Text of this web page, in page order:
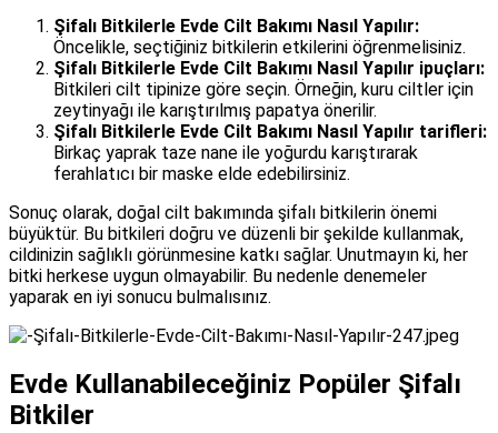
Şifalı Bitkilerle Evde Cilt Bakımı Nasıl Yapılır:
Öncelikle, seçtiğiniz bitkilerin etkilerini öğrenmelisiniz.
Şifalı Bitkilerle Evde Cilt Bakımı Nasıl Yapılır ipuçları:
Bitkileri cilt tipinize göre seçin. Örneğin, kuru ciltler için
zeytinyağı ile karıştırılmış papatya önerilir.
Şifalı Bitkilerle Evde Cilt Bakımı Nasıl Yapılır tarifleri:
Birkaç yaprak taze nane ile yoğurdu karıştırarak
ferahlatıcı bir maske elde edebilirsiniz.
Sonuç olarak, doğal cilt bakımında şifalı bitkilerin önemi
büyüktür. Bu bitkileri doğru ve düzenli bir şekilde kullanmak,
cildinizin sağlıklı görünmesine katkı sağlar. Unutmayın ki, her
bitki herkese uygun olmayabilir. Bu nedenle denemeler
yaparak en iyi sonucu bulmalısınız.
Evde Kullanabileceğiniz Popüler Şifalı
Bitkiler